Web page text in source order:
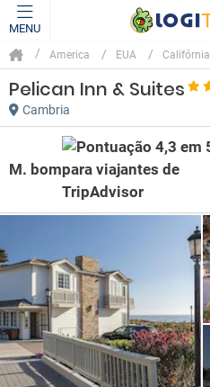
MENU
America EUA Califórnia
Pelican Inn & Suites
Cambria
M. bom